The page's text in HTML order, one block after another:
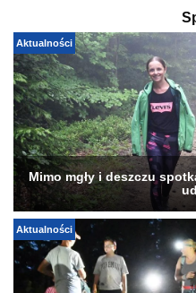
Aktualności
Mimo mgły i deszczu
Aktualności